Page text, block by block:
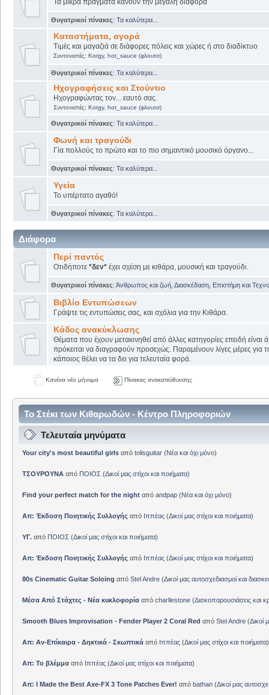
Θυγατρικοί πίνακες: Τα καλύτερα...
Καταστήματα, αγορά
Τιμές και μαγαζιά σε διάφορες πόλεις και χώρες ή στο διαδίκτυο
Συντονιστές: Korgy, hot_sauce (φλουτσ)
Θυγατρικοί πίνακες: Τα καλύτερα...
Ηχογραφήσεις και Στούντιο
Ηχογραφώντας τον... εαυτό σας.
Συντονιστές: Korgy, hot_sauce (φλουτσ)
Θυγατρικοί πίνακες: Τα καλύτερα...
Φωνή και τραγούδι
Γία πολλούς το πρώτο και το πιο σημαντικό μουσικό όργανο...
Θυγατρικοί πίνακες: Τα καλύτερα...
Υγεία
Το υπέρτατο αγαθό!
Θυγατρικοί πίνακες: Τα καλύτερα...
Διάφορα
Περί παντός
Οτιδήποτε *δεν*έχει σχέση με κιθάρα, μουσική και τραγούδι.
Θυγατρικοί πίνακες: Άνθρωπος και ζωή Διασκέδαση Επιστήμη και
Βιβλίο Εντυπώσεων
Γράψτε τις εντυπώσεις σας, και σχόλια για την Κιθάρα.
Κάδος ανακύκλωσης
Θέματα που έχουν μετακινηθεί από άλλες κατηγορίες επειδή είναι
πρόκειται να διαγραφούν προσεχώς. Παραμένουν λίγες μέρες για
κάποιος θέλει να τα δει για τελευταία φορά.
Κανένα νέο μήνυμα Πίνακας ανακατεύθυνσης
Το Στέκι των Κιθαρωδών - Κέντρο Πληροφοριών
Τελευταία μηνύματα
Your city's most beautiful girlsαπό tolisguitar(Νέα και όχι μόνο)
ΤΣΟΥΡΟΥΝΑαπό ΠΟΙΟΣ (Δικοί μας στίχοι και ποιήματα)
Find your perfect match for the nightαπό andpap(Νέα και όχι μόνο)
Απ: Έκδοση Ποιητικής Συλλογής από Ιππέας(Δικοί μας στίχοι και ποιήματα)
ΥΓ.από ΠΟΙΟΣ (Δικοί μας στίχοι και ποιήματα)
Απ: Έκδοση Ποιητικής Συλλογής από Ιππέας(Δικοί μας στίχοι και ποιήματα)
80s Cinematic Guitar Soloing από Stel Andre(Δικοί μας αυτοσχεδιασμοί και
Μέσα Από Στάχτες - Νέα κυκλοφορίααπό charllestone(Δισκοπαρουσιάσεις και
Smooth Blues Improvisation - Fender Player 2 Coral Red από Stel Andre(Δικοί
Απ: Αν-Επίκαιρα - Δηκτικά - Σκωπτικά από Ιππέας(Δικοί μας στίχοι και ποιήματα)
Απ: Το βλέμμα από Ιππέας(Δικοί μας στίχοι και ποιήματα)
Απ: I Made the Best Axe-FX 3 Tone Patches Ever! από bathan(Δικοί μας